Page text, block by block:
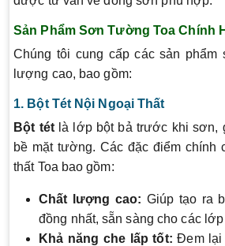
Sản Phẩm Sơn Tường Toa Chính
Chúng tôi cung cấp các sản phẩm
lượng cao, bao gồm:
1. Bột Tét Nội Ngoại Thất
Bột tétlà lớp bột bả trước khi sơn,
bề mặt tường. Các đặc điểm chính
thất Toa bao gồm:
Chất lượng cao: Giúp tạo ra
đồng nhất, sẵn sàng cho các
Khả năng che lấp tốt: Đem lại